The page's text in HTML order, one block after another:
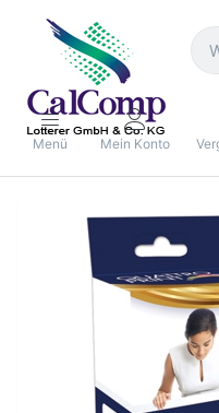
Menü Mein Konto